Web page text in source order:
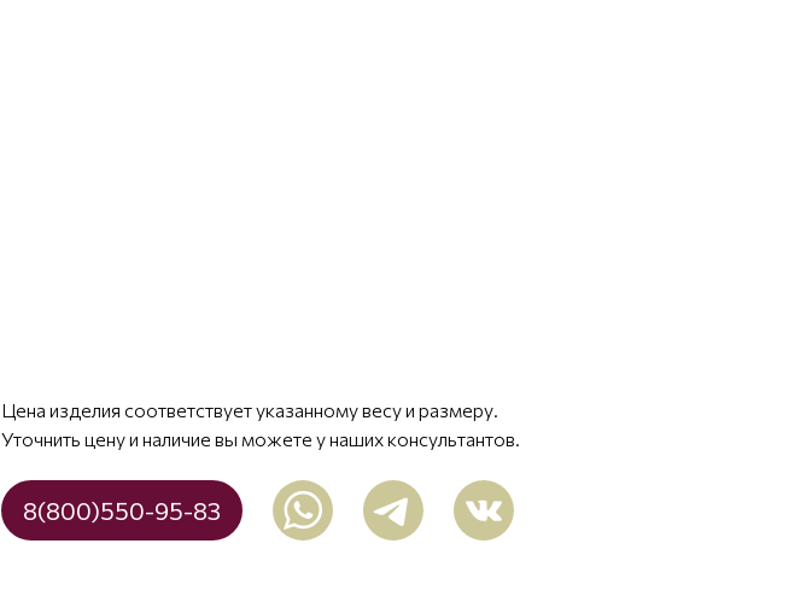
Цена изделия соответствует указанному весу и размеру.
Уточнить цену и наличие вы можете у наших консультантов.
8(800)550-95-83